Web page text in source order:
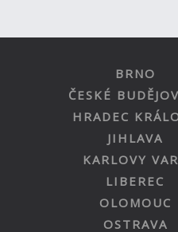
BRNO
ČESKÉ
HRADEC
JIHLAVA
KARLOVY
LIBEREC
OLOMOUC
OSTRAVA